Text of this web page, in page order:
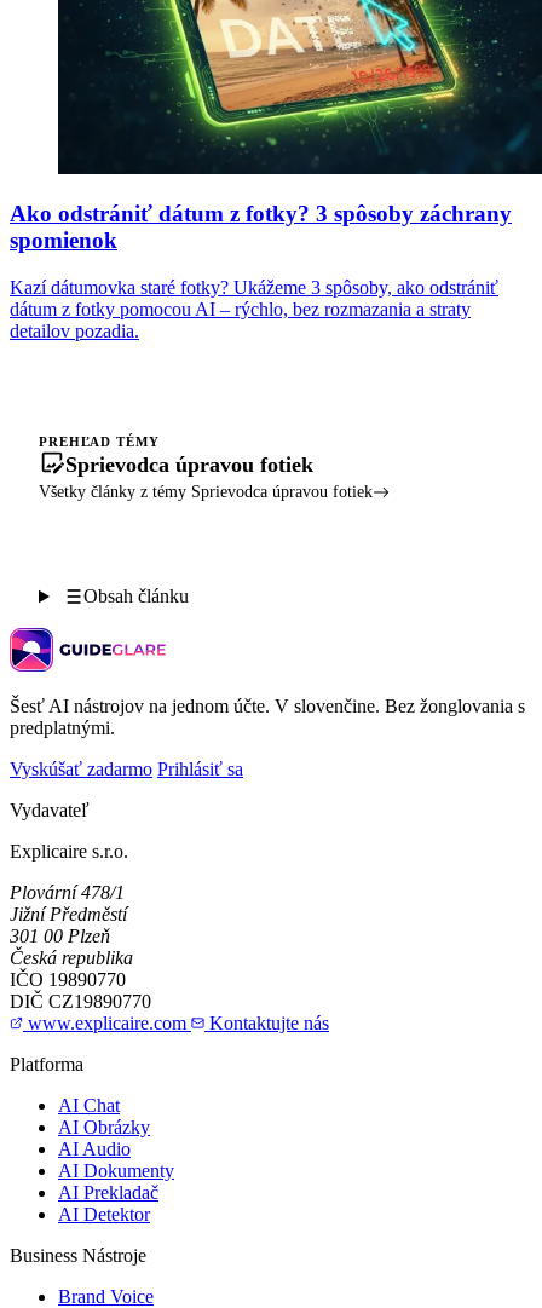
Ako odstrániť dátum z fotky? 3 spôsoby záchrany
spomienok
Kazí dátumovka staré fotky? Ukážeme 3 spôsoby, ako odstrániť
dátum z fotky pomocou AI – rýchlo, bez rozmazania a straty
detailov pozadia.
PREHĽAD TÉMY
Sprievodca úpravou fotiek
Všetky články z témy Sprievodca úpravou fotiek
Obsah článku
Šesť AI nástrojov na jednom účte. V slovenčine. Bez žonglovania s
predplatnými.
Vyskúšať zadarmo Prihlásiť sa
Vydavateľ
Explicaire s.r.o.
Plovární 478/1
Jižní Předměstí
301 00 Plzeň
Česká republika
IČO 19890770
DIČ CZ19890770
www.explicaire.com
Kontaktujte nás
Platforma
AI Chat
AI Obrázky
AI Audio
AI Dokumenty
AI Prekladač
AI Detektor
Business Nástroje
Brand Voice